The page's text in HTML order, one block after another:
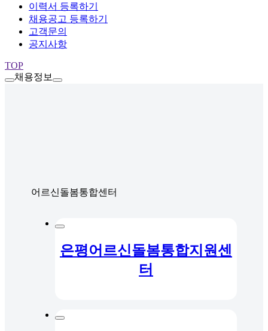
이력서 등록하기
채용공고 등록하기
고객문의
공지사항
TOP
채용정보
어르신돌봄통합센터
은평어르신돌봄통합지원센
터